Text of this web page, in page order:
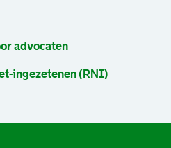
advocaten
ingezetenen (RNI)